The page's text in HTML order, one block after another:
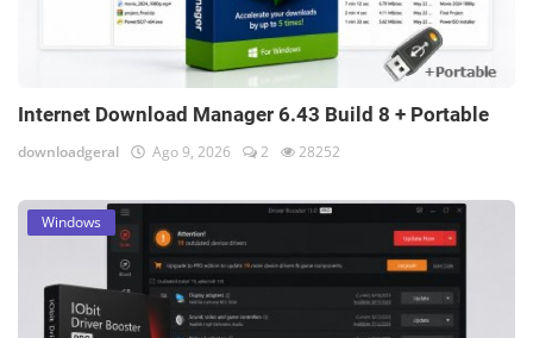
Internet Download Manager 6.43 Build 8 + Portable
downloadgeral Ago 9, 2026 2 28252
Windows